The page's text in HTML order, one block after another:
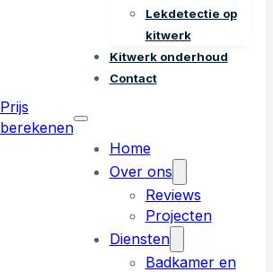
Lekdetectie op
kitwerk
Kitwerk onderhoud
Contact
Home
Over ons
Reviews
Projecten
Diensten
Badkamer en
Prijs
berekenen